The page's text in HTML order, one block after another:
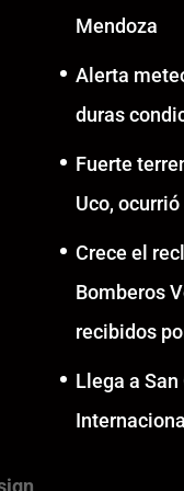
Mendoza
Alerta
duras
Fuerte
Uco,
Crece el
Bomberos
recibidos
Llega a